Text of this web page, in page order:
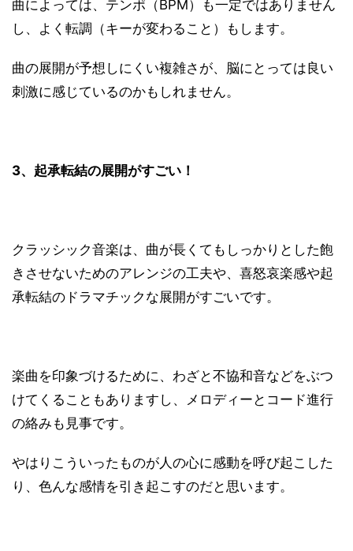
曲によっては、テンポ（BPM）も一定ではありません
し、よく転調（キーが変わること）もします。
曲の展開が予想しにくい複雑さが、脳にとっては良い
刺激に感じているのかもしれません。
3、起承転結の展開がすごい！
クラッシック音楽は、曲が長くてもしっかりとした飽
きさせないためのアレンジの工夫や、喜怒哀楽感や起
承転結のドラマチックな展開がすごいです。
楽曲を印象づけるために、わざと不協和音などをぶつ
けてくることもありますし、メロディーとコード進行
の絡みも見事です。
やはりこういったものが人の心に感動を呼び起こした
り、色んな感情を引き起こすのだと思います。